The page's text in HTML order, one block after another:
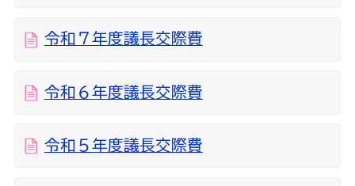
令和７年度議長交際費
令和６年度議長交際費
令和５年度議長交際費